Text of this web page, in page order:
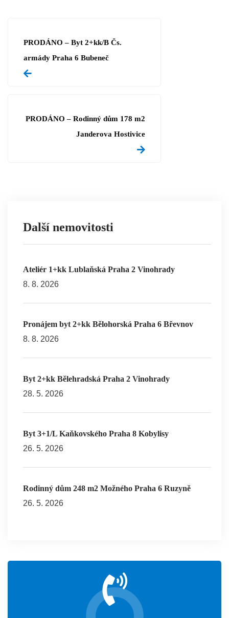
PRODÁNO – Byt 2+kk/B Čs.
armády Praha 6 Bubeneč
PRODÁNO – Rodinný dům 178 m2
Janderova Hostivice
Další nemovitosti
Ateliér 1+kk Lublaňská Praha 2 Vinohrady
8. 8. 2026
Pronájem byt 2+kk Bělohorská Praha 6 Břevnov
8. 8. 2026
Byt 2+kk Bělehradská Praha 2 Vinohrady
28. 5. 2026
Byt 3+1/L Kaňkovského Praha 8 Kobylisy
26. 5. 2026
Rodinný dům 248 m2 Možného Praha 6 Ruzyně
26. 5. 2026